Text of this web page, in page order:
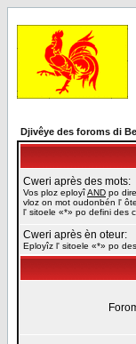
Djivêye des foroms di
Cweri après des mots:
Vos ploz eployîAND po
vloz on mot oudonbén l'
l' sitoele «*» po defini des
Cweri après èn oteur:
Eployîz l' sitoele «*» po